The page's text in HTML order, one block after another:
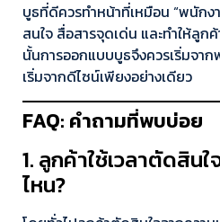
บูธที่ดีควรทำหน้าที่เหมือน “พนักง
สนใจ สื่อสารจุดเด่น และทำให้ลูก
นั้นการออกแบบบูธจึงควรเริ่มจา
เริ่มจากดีไซน์เพียงอย่างเดียว
FAQ: คำถามที่พบบ่อย
1. ลูกค้าใช้เวลาตัดสิน
ไหน?